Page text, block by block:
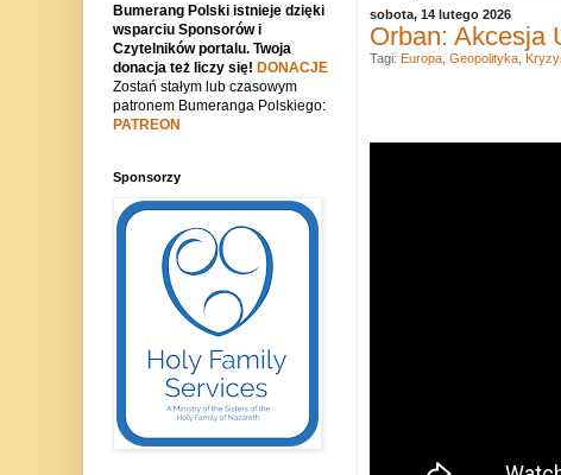
sobota, 14 lutego 2026
Orban: Akcesja
Tagi: Europa, Geopolityka,
Bumerang Polski istnieje dzięki
wsparciu Sponsorów i
Czytelników portalu. Twoja
donacja też liczy się! DONACJE
Zostań stałym lub czasowym
patronem Bumeranga Polskiego:
PATREON
Sponsorzy